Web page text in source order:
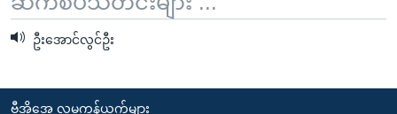
ဦးအောင်လွင်ဦး
ဗွီအိုအေ လူမှုကွန်ယက်များ